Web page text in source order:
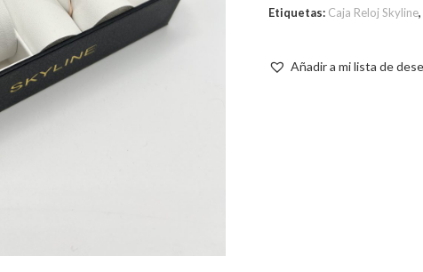
Etiquetas: Caja Reloj Skyline,
Añadir a mi lista de